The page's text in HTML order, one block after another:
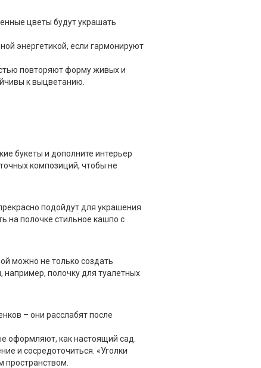
цветы будут украшать
энергетикой, если гармонируют
повторяют форму живых и
к выцветанию.
букеты и дополните интерьер
композиций, чтобы не
подойдут для украшения
на полочке стильное кашпо с
можно не только создать
полочку для туалетных
– они расслабят после
оформляют, как настоящий сад.
и сосредоточиться. «Уголки